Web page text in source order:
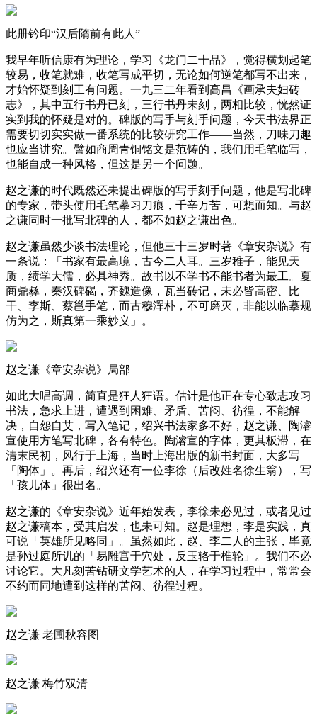
此册钤印“汉后隋前有此人”
我早年听信康有为理论，学习《龙门二十品》，觉得横划起笔
较易，收笔就难，收笔写成平切，无论如何逆笔都写不出来，
才始怀疑到刻工有问题。一九三二年看到高昌《画承夫妇砖
志》，其中五行书丹已刻，三行书丹未刻，两相比较，恍然证
实到我的怀疑是对的。碑版的写手与刻手问题，今天书法界正
需要切切实实做一番系统的比较研究工作——当然，刀味刀趣
也应当讲究。譬如商周青铜铭文是范铸的，我们用毛笔临写，
也能自成一种风格，但这是另一个问题。
赵之谦的时代既然还未提出碑版的写手刻手问题，他是写北碑
的专家，带头使用毛笔摹习刀痕，千辛万苦，可想而知。与赵
之谦同时一批写北碑的人，都不如赵之谦出色。
赵之谦虽然少谈书法理论，但他三十三岁时著《章安杂说》有
一条说：「书家有最高境，古今二人耳。三岁稚子，能见天
质，绩学大儒，必具神秀。故书以不学书不能书者为最工。夏
商鼎彝，秦汉碑碣，齐魏造像，瓦当砖记，未必皆高密、比
干、李斯、蔡邕手笔，而古穆浑朴，不可磨灭，非能以临摹规
仿为之，斯真第一乘妙义」。
赵之谦《章安杂说》局部
如此大唱高调，简直是狂人狂语。估计是他正在专心致志攻习
书法，急求上进，遭遇到困难、矛盾、苦闷、彷徨，不能解
决，自怨自艾，写入笔记，绍兴书法家多不好，赵之谦、陶濬
宣使用方笔写北碑，各有特色。陶濬宣的字体，更其板滞，在
清末民初，风行于上海，当时上海出版的新书封面，大多写
「陶体」。再后，绍兴还有一位李徐（后改姓名徐生翁），写
「孩儿体」很出名。
赵之谦的《章安杂说》近年始发表，李徐未必见过，或者见过
赵之谦稿本，受其启发，也未可知。赵是理想，李是实践，真
可说「英雄所见略同」。虽然如此，赵、李二人的主张，毕竟
是孙过庭所讥的「易雕宫于穴处，反玉辂于椎轮」。我们不必
讨论它。大凡刻苦钻研文学艺术的人，在学习过程中，常常会
不约而同地遭到这样的苦闷、彷徨过程。
赵之谦 老圃秋容图
赵之谦 梅竹双清